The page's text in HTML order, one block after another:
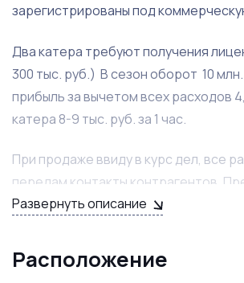
зарегистрированы под
Два катера требуют получения
300 тыс. руб.) В сезон оборот 10
прибыль за вычетом всех расходов
катера 8-9 тыс. руб. за 1 час.
При продаже ввиду в курс дел, все
передам контакты контрагентов.
востребованный бизнес! Звоните!
Развернуть описание
Расположение